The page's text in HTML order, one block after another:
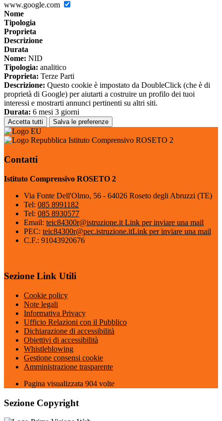
www.google.com
Nome
Tipologia
Proprieta
Descrizione
Durata
Nome: NID
Tipologia: analitico
Proprieta: Terze Parti
Descrizione: Questo cookie è impostato da DoubleClick (che è di
proprietà di Google) per aiutarti a costruire un profilo dei tuoi
interessi e mostrarti annunci pertinenti su altri siti.
Durata: 6 mesi 3 giorni
Accetta tutti Salva le preferenze
Istituto Comprensivo ROSETO 2
Contatti
Istituto Comprensivo ROSETO 2
Via Fonte Dell'Olmo, 56 - 64026 Roseto degli Abruzzi (TE)
Tel: 085 8991182
Tel: 085 8930577
Email: teic84300r@istruzione.it Link per inviare una mail
PEC: teic84300r@pec.istruzione.itLink per inviare una mail
C.F.: 91043920676
Sezione Link Utili
Cookie policy
Note legali
Informativa Privacy
Ufficio Relazioni con il Pubblico
Dichiarazione di accessibilità
Obiettivi di accessibilità
Whistleblowing
Gestione consensi cookie
Amministrazione trasparente
Pagina visualizzata 904 volte
Sezione Copyright